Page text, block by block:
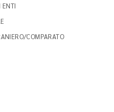
ENTI
COMPARATO